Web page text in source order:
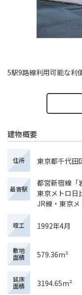
5駅9路線利用可能な利
建物概要
住所 東京都千代田
最寄駅
都営新宿線「
東京メトロ日
JR線・東京
竣工 1992年4月
敷地
面積
579.36m²
延床
面積
3194.65m²